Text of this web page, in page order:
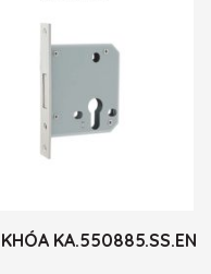
KA.550885.SS.EN